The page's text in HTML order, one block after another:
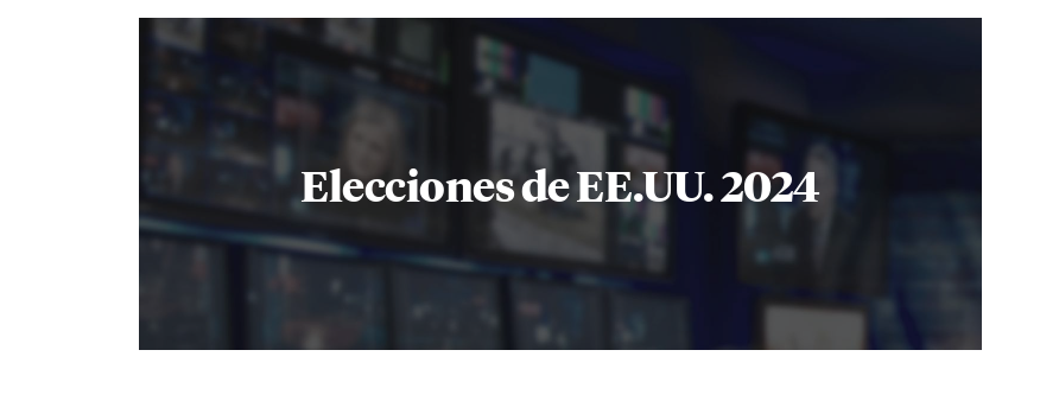
Elecciones de EE.UU. 2024